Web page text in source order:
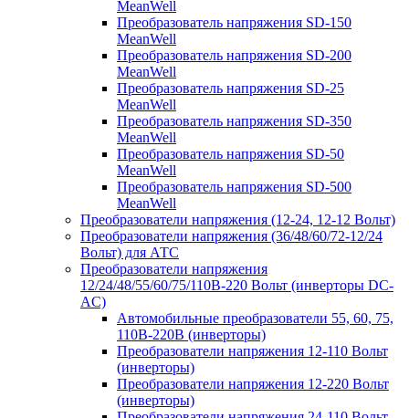
MeanWell
Преобразователь напряжения SD-150
MeanWell
Преобразователь напряжения SD-200
MeanWell
Преобразователь напряжения SD-25
MeanWell
Преобразователь напряжения SD-350
MeanWell
Преобразователь напряжения SD-50
MeanWell
Преобразователь напряжения SD-500
MeanWell
Преобразователи напряжения (12-24, 12-12 Вольт)
Преобразователи напряжения (36/48/60/72-12/24
Вольт) для АТС
Преобразователи напряжения
12/24/48/55/60/75/110В-220 Вольт (инверторы DC-
AC)
Автомобильные преобразователи 55, 60, 75,
110В-220В (инверторы)
Преобразователи напряжения 12-110 Вольт
(инверторы)
Преобразователи напряжения 12-220 Вольт
(инверторы)